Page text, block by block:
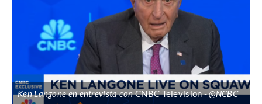
Ken Langone en entrevista conCNBC Television
@NCBC